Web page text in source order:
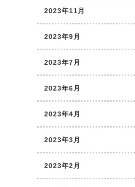
2023年11月
2023年9月
2023年7月
2023年6月
2023年4月
2023年3月
2023年2月